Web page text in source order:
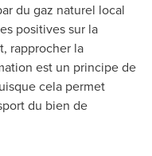
du gaz naturel local
positives sur la
rapprocher la
est un principe de
cela permet
du bien de